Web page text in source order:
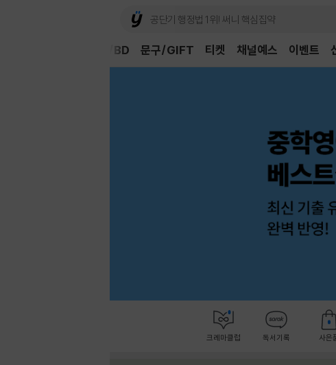
채널예스 이벤트
DVD/BD 문구/GIFT 티켓
크레마클럽 독서기록 사은